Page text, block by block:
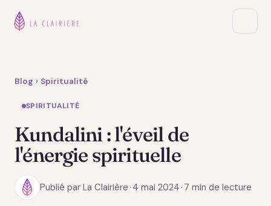
Blog › Spiritualité
SPIRITUALITÉ
Kundalini : l'éveil de
l'énergie spirituelle
Publié par La Clairière · 4 mai 2024 · 7 min de lecture